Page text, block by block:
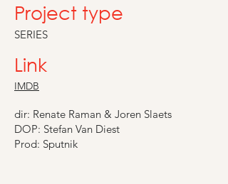
Project type
SERIES
Link
IMDB
dir: Renate Raman & Joren Slaets
DOP: Stefan Van Diest
Prod: Sputnik